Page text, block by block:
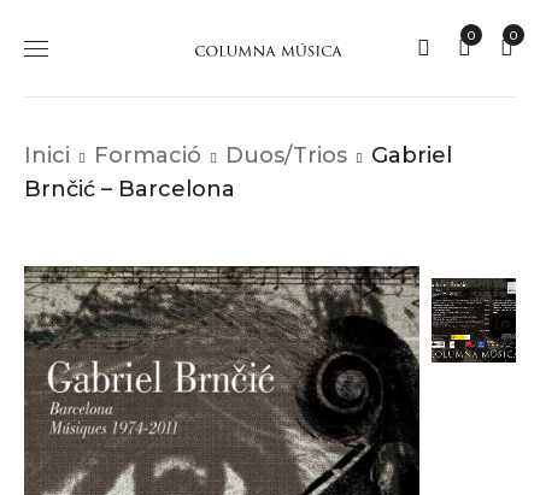
0
0
Inici Formació Duos/Trios
Gabriel
Brnčić – Barcelona